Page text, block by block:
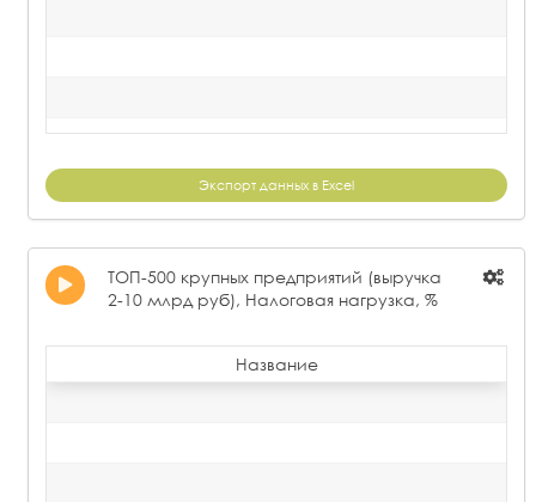
Экспорт данных в Excel
ТОП-500 крупных предприятий (выручка
2-10 млрд руб), Налоговая нагрузка, %
Название